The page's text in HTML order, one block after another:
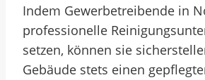
Indem Gewerbetreibende in
professionelle
setzen, können sie
Gebäude stets einen